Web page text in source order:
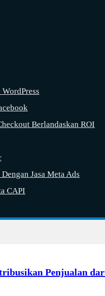
Berlandaskan ROI
Jasa Meta Ads
CAPI
Penjualan